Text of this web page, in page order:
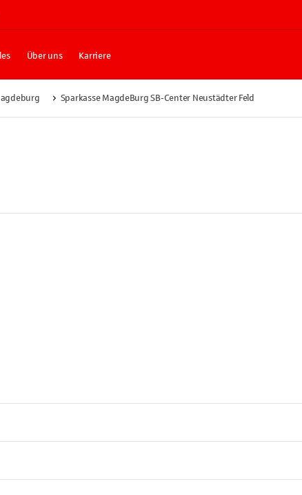
Über uns Karriere
Sparkasse MagdeBurg SB-Center Neustädter Feld